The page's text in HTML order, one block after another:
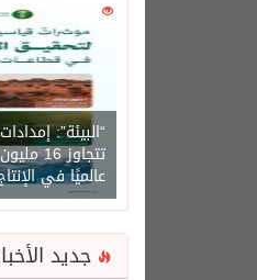
1450
“البيئة”:
عالميًا في
جديد